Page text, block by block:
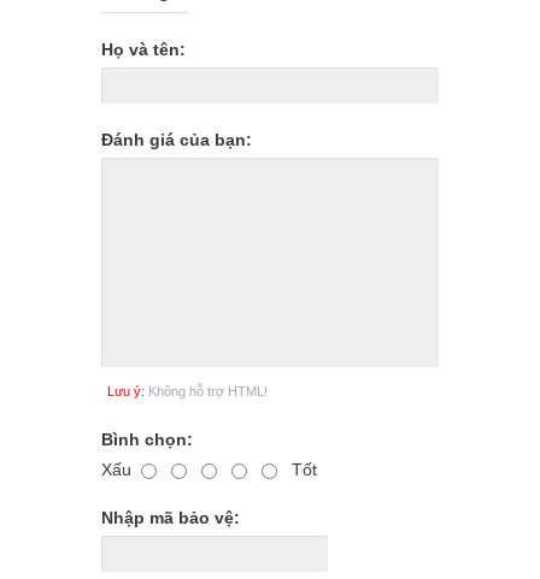
Họ và tên:
Đánh giá của bạn:
Lưu ý: Không hỗ trợ HTML!
Bình chọn:
Xấu
Tốt
Nhập mã bảo vệ: